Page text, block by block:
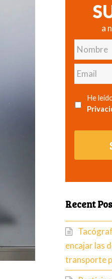
a
Nombre
Email
He
Recent
encajar las
transporte